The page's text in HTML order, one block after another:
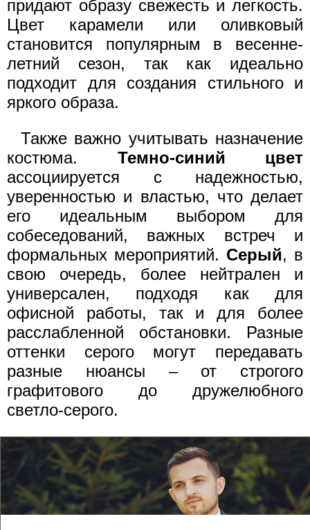
придают образу свежесть и легкость.
Цвет карамели или оливковый
становится популярным в весенне-
летний сезон, так как идеально
подходит для создания стильного и
яркого образа.
Также важно учитывать назначение
костюма. Темно-синий цвет
ассоциируется с надежностью,
уверенностью и властью, что делает
его идеальным выбором для
собеседований, важных встреч и
формальных мероприятий. Серый, в
свою очередь, более нейтрален и
универсален, подходя как для
офисной работы, так и для более
расслабленной обстановки. Разные
оттенки серого могут передавать
разные нюансы – от строгого
графитового до дружелюбного
светло-серого.